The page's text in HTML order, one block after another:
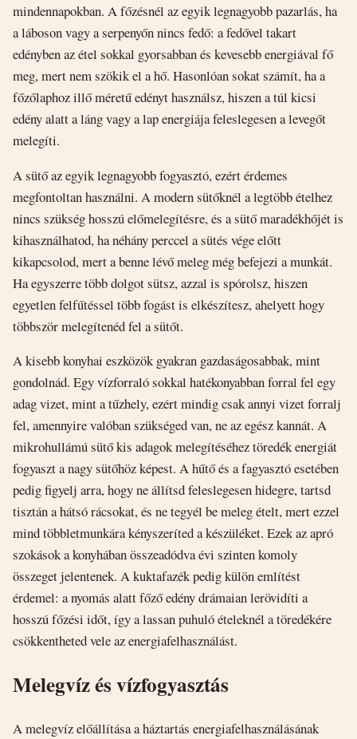
mindennapokban. A főzésnél az egyik legnagyobb pazarlás, ha
a láboson vagy a serpenyőn nincs fedő: a fedővel takart
edényben az étel sokkal gyorsabban és kevesebb energiával fő
meg, mert nem szökik el a hő. Hasonlóan sokat számít, ha a
főzőlaphoz illő méretű edényt használsz, hiszen a túl kicsi
edény alatt a láng vagy a lap energiája feleslegesen a levegőt
melegíti.
A sütő az egyik legnagyobb fogyasztó, ezért érdemes
megfontoltan használni. A modern sütőknél a legtöbb ételhez
nincs szükség hosszú előmelegítésre, és a sütő maradékhőjét is
kihasználhatod, ha néhány perccel a sütés vége előtt
kikapcsolod, mert a benne lévő meleg még befejezi a munkát.
Ha egyszerre több dolgot sütsz, azzal is spórolsz, hiszen
egyetlen felfűtéssel több fogást is elkészítesz, ahelyett hogy
többször melegítenéd fel a sütőt.
A kisebb konyhai eszközök gyakran gazdaságosabbak, mint
gondolnád. Egy vízforraló sokkal hatékonyabban forral fel egy
adag vizet, mint a tűzhely, ezért mindig csak annyi vizet forralj
fel, amennyire valóban szükséged van, ne az egész kannát. A
mikrohullámú sütő kis adagok melegítéséhez töredék energiát
fogyaszt a nagy sütőhöz képest. A hűtő és a fagyasztó esetében
pedig figyelj arra, hogy ne állítsd feleslegesen hidegre, tartsd
tisztán a hátsó rácsokat, és ne tegyél be meleg ételt, mert ezzel
mind többletmunkára kényszeríted a készüléket. Ezek az apró
szokások a konyhában összeadódva évi szinten komoly
összeget jelentenek. A kuktafazék pedig külön említést
érdemel: a nyomás alatt főző edény drámaian lerövidíti a
hosszú főzési időt, így a lassan puhuló ételeknél a töredékére
csökkentheted vele az energiafelhasználást.
Melegvíz és vízfogyasztás
A melegvíz előállítása a háztartás energiafelhasználásának